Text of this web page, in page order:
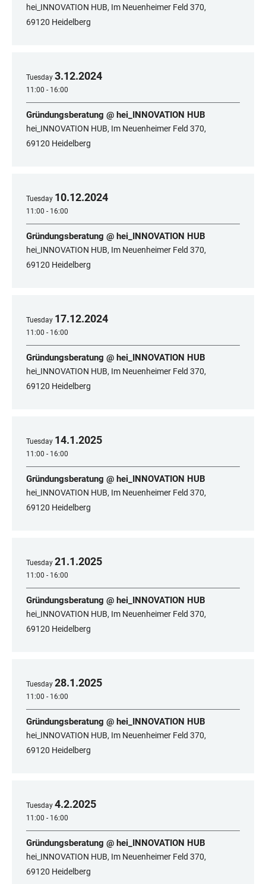
hei_INNOVATION HUB, Im Neuenheimer Feld 370,
69120 Heidelberg
Tuesday 3.12.2024
11:00 - 16:00
Gründungsberatung @ hei_INNOVATION HUB
hei_INNOVATION HUB, Im Neuenheimer Feld 370,
69120 Heidelberg
Tuesday 10.12.2024
11:00 - 16:00
Gründungsberatung @ hei_INNOVATION HUB
hei_INNOVATION HUB, Im Neuenheimer Feld 370,
69120 Heidelberg
Tuesday 17.12.2024
11:00 - 16:00
Gründungsberatung @ hei_INNOVATION HUB
hei_INNOVATION HUB, Im Neuenheimer Feld 370,
69120 Heidelberg
Tuesday 14.1.2025
11:00 - 16:00
Gründungsberatung @ hei_INNOVATION HUB
hei_INNOVATION HUB, Im Neuenheimer Feld 370,
69120 Heidelberg
Tuesday 21.1.2025
11:00 - 16:00
Gründungsberatung @ hei_INNOVATION HUB
hei_INNOVATION HUB, Im Neuenheimer Feld 370,
69120 Heidelberg
Tuesday 28.1.2025
11:00 - 16:00
Gründungsberatung @ hei_INNOVATION HUB
hei_INNOVATION HUB, Im Neuenheimer Feld 370,
69120 Heidelberg
Tuesday 4.2.2025
11:00 - 16:00
Gründungsberatung @ hei_INNOVATION HUB
hei_INNOVATION HUB, Im Neuenheimer Feld 370,
69120 Heidelberg